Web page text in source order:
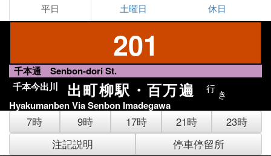
平日 土曜日 休日
201
千本通 Senbon-dori St.
千本今出川
出町柳駅・百万遍 行 き
Hyakumanben Via Senbon Imadegawa
7時 9時 17時 21時
23時
注記説明
停車停留所